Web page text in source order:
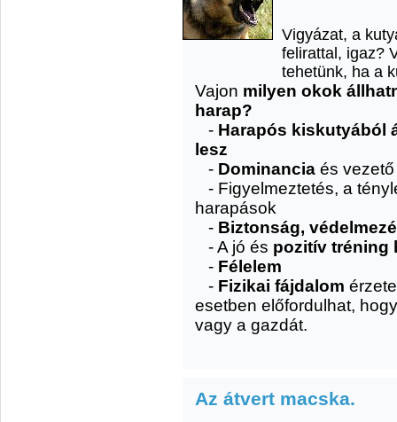
Vigyázat, a
felirattal, igaz?
tehetünk, ha a
Vajon milyen okok
harap?
- Harapós kiskutyából
lesz
- Dominancia és
- Figyelmeztetés, a
harapások
- Biztonság,
- A jó és pozitív tréning
- Félelem
- Fizikai fájdalom
esetben előfordulhat,
vagy a gazdát.
Az átvert macska.